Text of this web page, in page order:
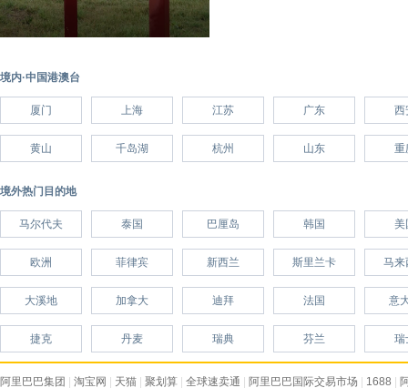
境内·中国港澳台
厦门 上海 江苏 广东 西
黄山 千岛湖 杭州 山东 重
境外热门目的地
马尔代夫 泰国 巴厘岛 韩国 美
欧洲 菲律宾 新西兰 斯里兰卡 马来
大溪地 加拿大 迪拜 法国 意
捷克 丹麦 瑞典 芬兰 瑞
阿里巴巴集团 淘宝网 天猫 聚划算 全球速卖通 阿里巴巴国际交易市场 1688